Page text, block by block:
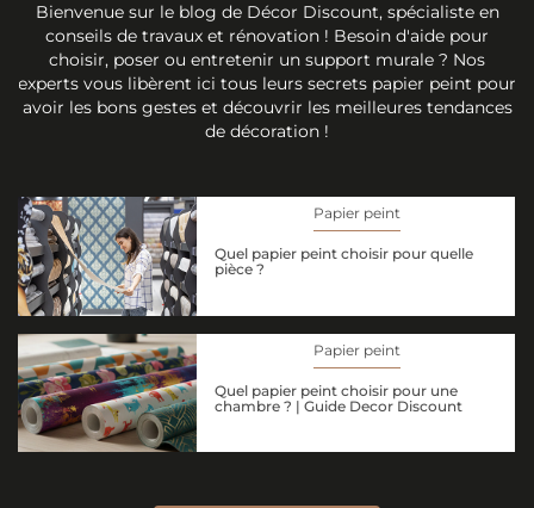
Bienvenue sur le blog de Décor Discount, spécialiste en
conseils de travaux et rénovation ! Besoin d'aide pour
choisir, poser ou entretenir un support murale ? Nos
experts vous libèrent ici tous leurs secrets papier peint pour
avoir les bons gestes et découvrir les meilleures tendances
de décoration !
Papier peint
Quel papier peint choisir pour quelle
pièce ?
Papier peint
Quel papier peint choisir pour une
chambre ? | Guide Decor Discount